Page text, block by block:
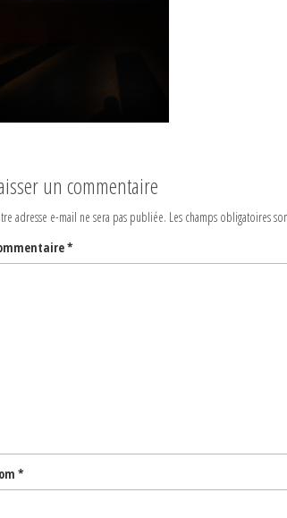
un commentaire
adresse e-mail ne sera pas publiée. Les champs obligatoires
*
*